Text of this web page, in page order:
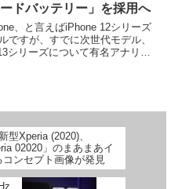
ドバッテリー」を採用へ
、と言えばiPhone 12シリーズ
ですが、すでに次世代モデル、
シリーズについて有名アナリス
型Xperia (2020)、
02020」のまあまあイ
コンセプト画像が発見